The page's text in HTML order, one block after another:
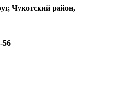
Чукотский район,
56